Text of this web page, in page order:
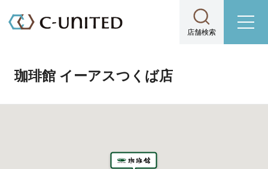
店舗検索
珈琲館 イーアスつくば店